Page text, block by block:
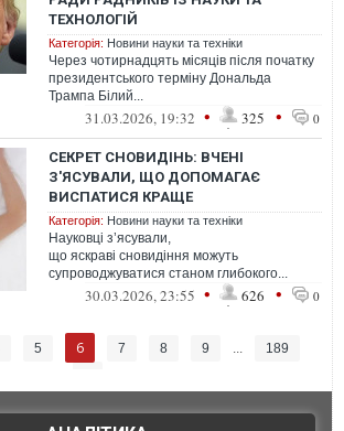
ТЕХНОЛОГІЙ
Категорія: Новини науки та техніки
Через чотирнадцять місяців після початку
президентського терміну Дональда
Трампа Білий...
31.03.2026, 19:32 • 325 • 0
СЕКРЕТ СНОВИДІНЬ: ВЧЕНІ
З'ЯСУВАЛИ, ЩО ДОПОМАГАЄ
ВИСПАТИСЯ КРАЩЕ
Категорія: Новини науки та техніки
Науковці з’ясували,
що яскраві сновидіння можуть
супроводжуватися станом глибокого...
30.03.2026, 23:55 • 626 • 0
5 6 7 8 9 ...
189